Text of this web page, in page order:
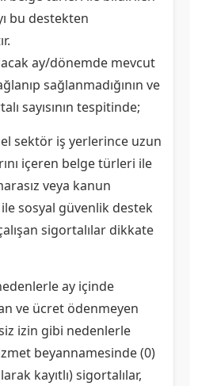
bu destekten
ay/dönemde mevcut
sağlanmadığının ve
sayısının tespitinde;
sektör iş yerlerince uzun
içeren belge türleri ile
veya kanun
sosyal güvenlik destek
sigortalılar dikkate
ay içinde
ve ücret ödenmeyen
izin gibi nedenlerle
beyannamesinde (0)
kayıtlı) sigortalılar,